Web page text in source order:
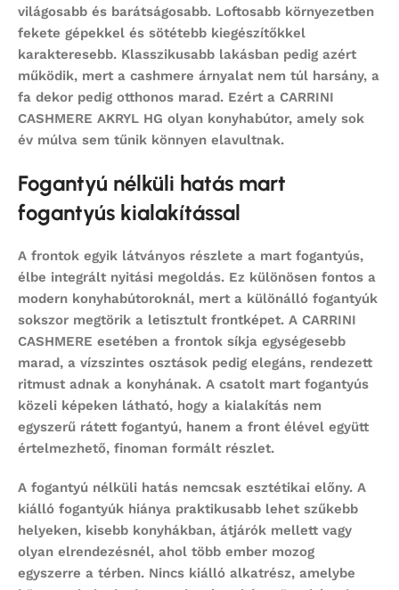
világosabb és barátságosabb. Loftosabb környezetben
fekete gépekkel és sötétebb kiegészítőkkel
karakteresebb. Klasszikusabb lakásban pedig azért
működik, mert a cashmere árnyalat nem túl harsány, a
fa dekor pedig otthonos marad. Ezért a CARRINI
CASHMERE AKRYL HG olyan konyhabútor, amely sok
év múlva sem tűnik könnyen elavultnak.
Fogantyú nélküli hatás mart
fogantyús kialakítással
A frontok egyik látványos részlete a mart fogantyús,
élbe integrált nyitási megoldás. Ez különösen fontos a
modern konyhabútoroknál, mert a különálló fogantyúk
sokszor megtörik a letisztult frontképet. A CARRINI
CASHMERE esetében a frontok síkja egységesebb
marad, a vízszintes osztások pedig elegáns, rendezett
ritmust adnak a konyhának. A csatolt mart fogantyús
közeli képeken látható, hogy a kialakítás nem
egyszerű rátett fogantyú, hanem a front élével együtt
értelmezhető, finoman formált részlet.
A fogantyú nélküli hatás nemcsak esztétikai előny. A
kiálló fogantyúk hiánya praktikusabb lehet szűkebb
helyeken, kisebb konyhákban, átjárók mellett vagy
olyan elrendezésnél, ahol több ember mozog
egyszerre a térben. Nincs kiálló alkatrész, amelybe